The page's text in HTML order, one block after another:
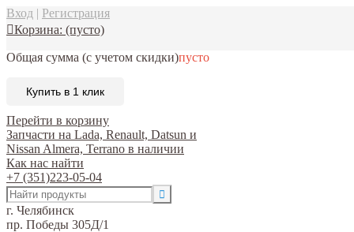
Вход | Регистрация
Корзина: (пусто)
Общая сумма (с учетом скидки)пусто
Купить в 1 клик
Перейти в корзину
Запчасти на Lada, Renault, Datsun и
Nissan Almera, Terrano в наличии
Как нас найти
+7 (351)223-05-04
г. Челябинск
пр. Победы 305Д/1